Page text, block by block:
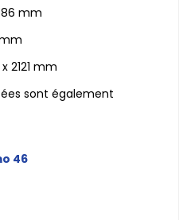
mm
2121 mm
sont également
46